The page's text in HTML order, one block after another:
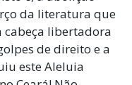
da literatura que
cabeça libertadora
de direito e a
este Aleluia